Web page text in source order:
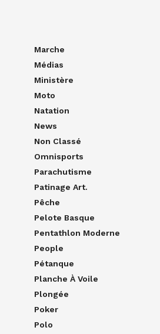
Marche
Médias
Ministère
Moto
Natation
News
Non Classé
Omnisports
Parachutisme
Patinage Art.
Pêche
Pelote Basque
Pentathlon Moderne
People
Pétanque
Planche À Voile
Plongée
Poker
Polo